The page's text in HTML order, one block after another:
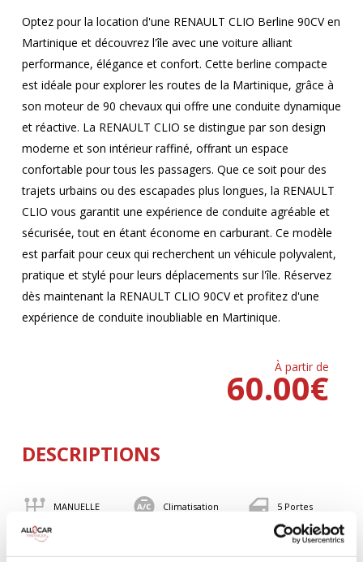
Optez pour la location d'une RENAULT CLIO Berline 90CV en
Martinique et découvrez l'île avec une voiture alliant
performance, élégance et confort. Cette berline compacte
est idéale pour explorer les routes de la Martinique, grâce à
son moteur de 90 chevaux qui offre une conduite dynamique
et réactive. La RENAULT CLIO se distingue par son design
moderne et son intérieur raffiné, offrant un espace
confortable pour tous les passagers. Que ce soit pour des
trajets urbains ou des escapades plus longues, la RENAULT
CLIO vous garantit une expérience de conduite agréable et
sécurisée, tout en étant économe en carburant. Ce modèle
est parfait pour ceux qui recherchent un véhicule polyvalent,
pratique et stylé pour leurs déplacements sur l'île. Réservez
dès maintenant la RENAULT CLIO 90CV et profitez d'une
expérience de conduite inoubliable en Martinique.
À partir de
€
60.00
DESCRIPTIONS
MANUELLE Climatisation 5 Portes
BLUETOOTH 90 CV